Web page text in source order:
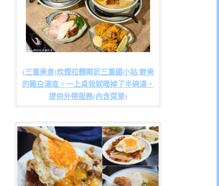
(三重美食)炊煙拉麵鄰近三重國小站,鮮美
的雞白湯底，一上桌我就喝掉了半碗湯，
提供外帶服務(內含菜單)